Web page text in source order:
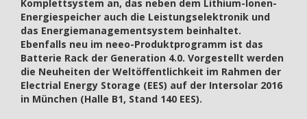
Komplettsystem an, das neben dem Lithium-Ionen-
Energiespeicher auch die Leistungselektronik und
das Energiemanagementsystem beinhaltet.
Ebenfalls neu im neeo-Produktprogramm ist das
Batterie Rack der Generation 4.0. Vorgestellt werden
die Neuheiten der Weltöffentlichkeit im Rahmen der
Electrial Energy Storage (EES) auf der Intersolar 2016
in München (Halle B1, Stand 140 EES).